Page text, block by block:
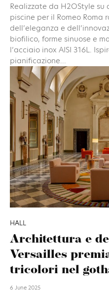
Realizzate da H2OStyle
piscine per il Romeo Roma
dell’eleganza e
biofilico, forme sinuose e
l’acciaio inox AISI 316L. Ispirata alla natura Un’accurata
pianificazione...
HALL
Architettura e
Versailles
tricolori nel
6 June 2025